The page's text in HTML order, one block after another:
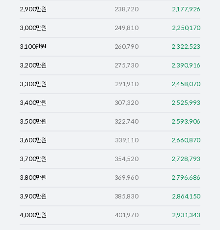
2,900만원 238,720 2,177,926
3,000만원 249,810 2,250,170
3,100만원 260,790 2,322,523
3,200만원 275,730 2,390,916
3,300만원 291,910 2,458,070
3,400만원 307,320 2,525,993
3,500만원 322,740 2,593,906
3,600만원 339,110 2,660,870
3,700만원 354,520 2,728,793
3,800만원 369,960 2,796,686
3,900만원 385,830 2,864,150
4,000만원 401,970 2,931,343